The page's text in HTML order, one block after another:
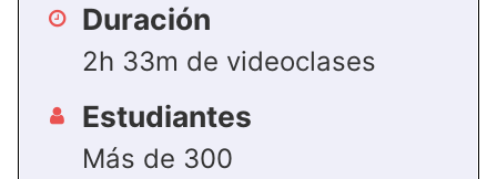
Duración
2h 33m de videoclases
Estudiantes
Más de 300